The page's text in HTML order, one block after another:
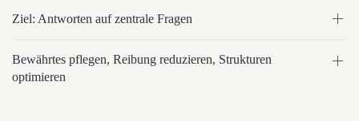
Ziel: Antworten auf zentrale Fragen
Bewährtes pflegen, Reibung reduzieren, Strukturen
optimieren